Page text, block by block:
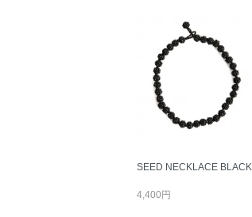
SEED NECKLACE BLACK
4,400円